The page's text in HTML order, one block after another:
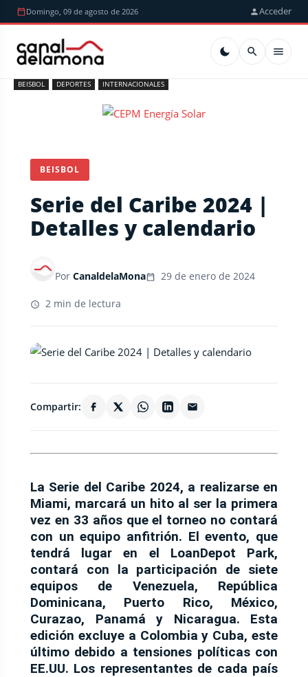
Domingo, 09 de agosto de 2026 Acceder
BEISBOL DEPORTES INTERNACIONALES
BEISBOL
Serie del Caribe 2024 |
Detalles y calendario
Por CanaldelaMona 29 de enero de 2024
2 min de lectura
Compartir:
La Serie del Caribe 2024, a realizarse en
Miami, marcará un hito al ser la primera
vez en 33 años que el torneo no contará
con un equipo anfitrión. El evento, que
tendrá lugar en el LoanDepot Park,
contará con la participación de siete
equipos de Venezuela, República
Dominicana, Puerto Rico, México,
Curazao, Panamá y Nicaragua. Esta
edición excluye a Colombia y Cuba, este
último debido a tensiones políticas con
EE.UU. Los representantes de cada país